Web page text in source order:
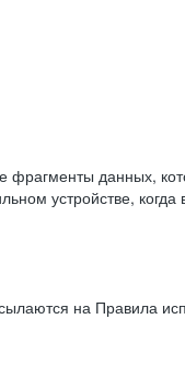
данных,
устройстве,
на Правила